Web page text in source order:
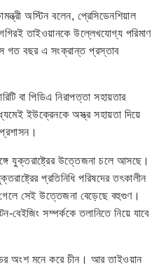
অস্টিন বলেন, প্রেসিডেনশিয়াল
তাইওয়ানকে উল্লেখযোগ্য পরিমাণ
গত বছর এ সংক্রান্ত প্রস্তাব
বা পিডিএ নিরাপত্তা সহায়তার
ইউক্রেনকে অস্ত্র সহায়তা দিয়ে
যুক্তরাষ্ট্রের উত্তেজনা চলে আসছে।
প্রতিনিধি পরিষদের তৎকালীন
গেলে সেই উত্তেজনা বেড়েছে বহুগুণ।
বেইজিং সম্পর্ককে তলানিতে নিয়ে যাবে
অংশ মনে করে চীন। আর তাইওয়ান